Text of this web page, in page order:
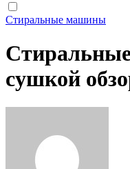
Стиральные машины
сушкой